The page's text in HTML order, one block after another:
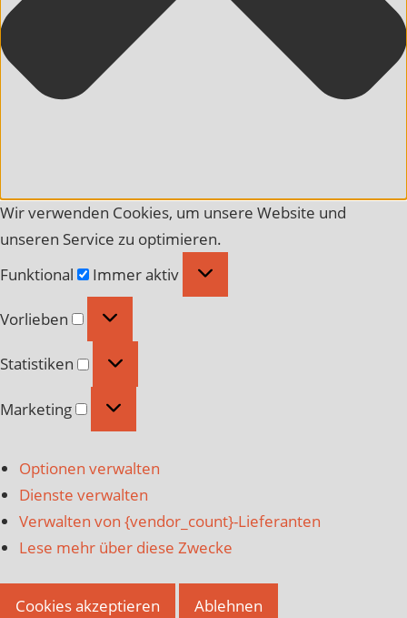
Wir verwenden Cookies, um unsere Website und
unseren Service zu optimieren.
Funktional
Funktional
Immer aktiv
Vorlieben Vorlieben
Statistiken Statistiken
Marketing Marketing
Optionen verwalten
Dienste verwalten
Verwalten von {vendor_count}-Lieferanten
Lese mehr über diese Zwecke
Cookies akzeptieren Ablehnen